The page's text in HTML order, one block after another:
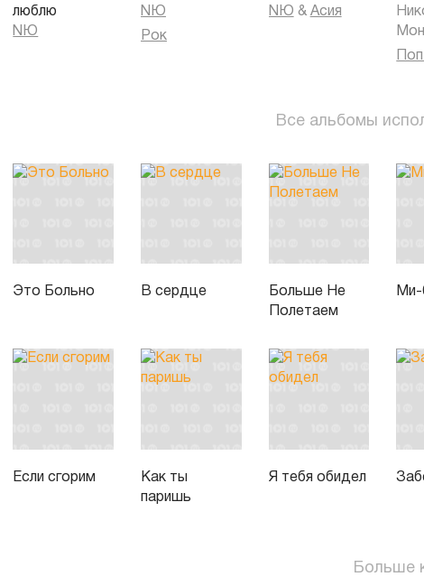
люблю
NЮ
NЮ
Рок
NЮ & Асия
Все альбомы
Это Больно В сердце
Больше Не
Полетаем
Ми-
Если сгорим
Как ты
паришь
Я тебя обидел
Больше